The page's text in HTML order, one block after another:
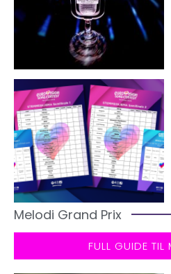
Melodi Grand Prix
FULL GUIDE